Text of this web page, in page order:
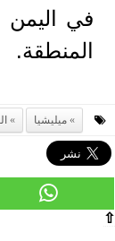
في اليمن
المنطقة.
ميليشيا
⇧